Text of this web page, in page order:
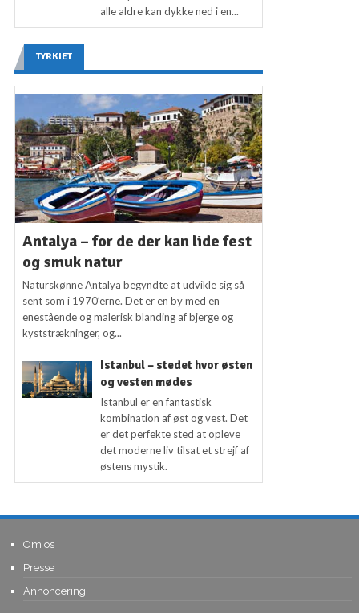
alle aldre kan dykke ned i en...
TYRKIET
Antalya – for de der kan lide fest
og smuk natur
Naturskønne Antalya begyndte at udvikle sig så
sent som i 1970’erne. Det er en by med en
enestående og malerisk blanding af bjerge og
kyststrækninger, og...
Istanbul – stedet hvor østen
og vesten mødes
Istanbul er en fantastisk
kombination af øst og vest. Det
er det perfekte sted at opleve
det moderne liv tilsat et strejf af
østens mystik.
Om os
Presse
Annoncering